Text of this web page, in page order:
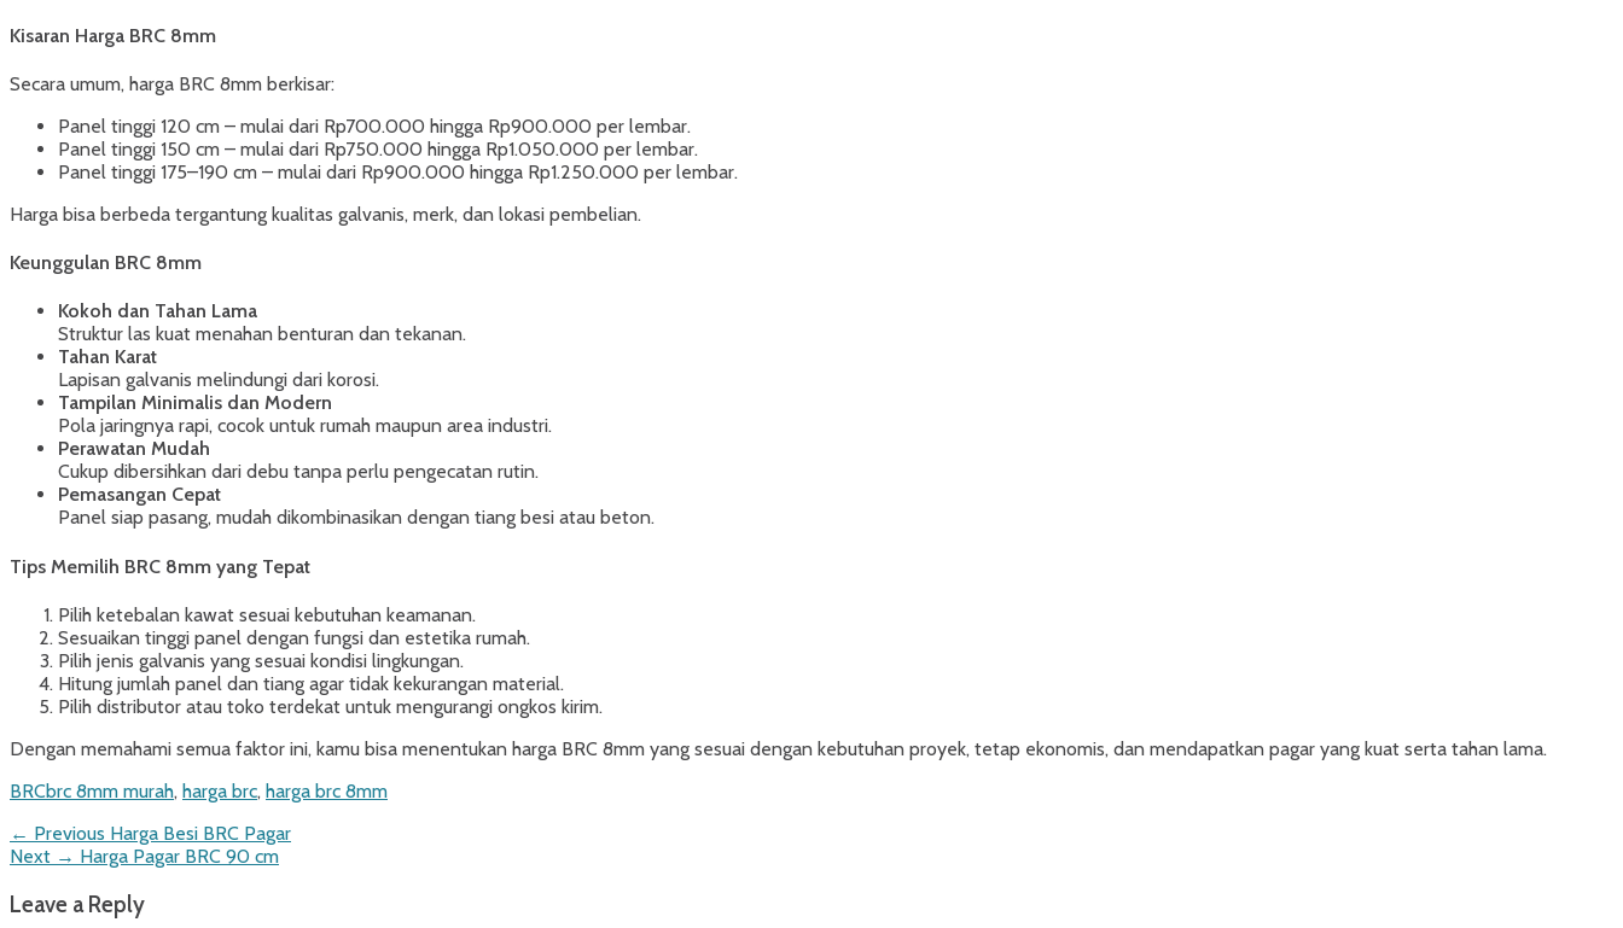
Kisaran Harga BRC 8mm
Secara umum, harga BRC 8mm berkisar:
Panel tinggi 120 cm – mulai dari Rp700.000 hingga Rp900.000 per lembar.
Panel tinggi 150 cm – mulai dari Rp750.000 hingga Rp1.050.000 per lembar.
Panel tinggi 175–190 cm – mulai dari Rp900.000 hingga Rp1.250.000 per lembar.
Harga bisa berbeda tergantung kualitas galvanis, merk, dan lokasi pembelian.
Keunggulan BRC 8mm
Kokoh dan Tahan Lama
Struktur las kuat menahan benturan dan tekanan.
Tahan Karat
Lapisan galvanis melindungi dari korosi.
Tampilan Minimalis dan Modern
Pola jaringnya rapi, cocok untuk rumah maupun area industri.
Perawatan Mudah
Cukup dibersihkan dari debu tanpa perlu pengecatan rutin.
Pemasangan Cepat
Panel siap pasang, mudah dikombinasikan dengan tiang besi atau beton.
Tips Memilih BRC 8mm yang Tepat
Pilih ketebalan kawat sesuai kebutuhan keamanan.
Sesuaikan tinggi panel dengan fungsi dan estetika rumah.
Pilih jenis galvanis yang sesuai kondisi lingkungan.
Hitung jumlah panel dan tiang agar tidak kekurangan material.
Pilih distributor atau toko terdekat untuk mengurangi ongkos kirim.
Dengan memahami semua faktor ini, kamu bisa menentukan harga BRC 8mm yang sesuai dengan kebutuhan proyek, tetap ekonomis, dan mendapatkan pagar yang kuat serta tahan lama.
Categories
BRCTags
brc 8mm murah, harga brc, harga brc 8mm
Post
navigation
← Previous Previous
post:
Harga Besi BRC Pagar
Next → Next
Harga Pagar BRC 90 cm
Leave a Reply